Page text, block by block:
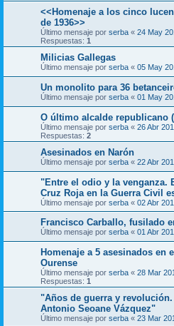
<<Homenaje a los cinco
de 1936>>
Último mensaje por serba « 24 May
Respuestas: 1
Milicias Gallegas
Último mensaje por serba « 05 May
Un monolito para 36
Último mensaje por serba « 01 May
O último alcalde republicano
Último mensaje por serba « 26 Abr
Respuestas: 2
Asesinados en Narón
Último mensaje por serba « 22 Abr
"Entre el odio y la venganza.
Cruz Roja en la Guerra Civil
Último mensaje por serba « 02 Abr
Francisco Carballo, fusilado
Último mensaje por serba « 01 Abr
Homenaje a 5 asesinados en
Ourense
Último mensaje por serba « 28 Mar
Respuestas: 1
"Años de guerra y revolución.
Antonio Seoane Vázquez"
Último mensaje por serba « 23 Mar